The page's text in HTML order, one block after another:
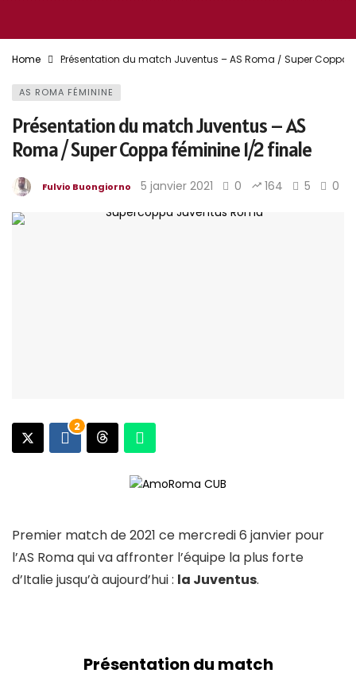
Home Présentation du match Juventus – AS Roma / Super Coppa
AS ROMA FÉMININE
Présentation du match Juventus – AS
Roma / Super Coppa féminine 1/2 finale
Fulvio Buongiorno 5 janvier 2021 0 164 5 0
2
Premier match de 2021 ce mercredi 6 janvier pour
l’AS Roma qui va affronter l’équipe la plus forte
d’Italie jusqu’à aujourd’hui : la Juventus.
Présentation du match